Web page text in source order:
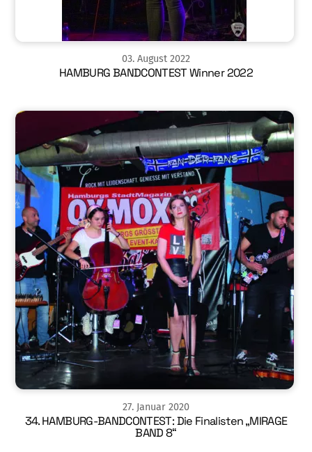
03. August 2022
HAMBURG BANDCONTEST Winner 2022
27. Januar 2020
34. HAMBURG-BANDCONTEST: Die Finalisten „MIRAGE
BAND 8“